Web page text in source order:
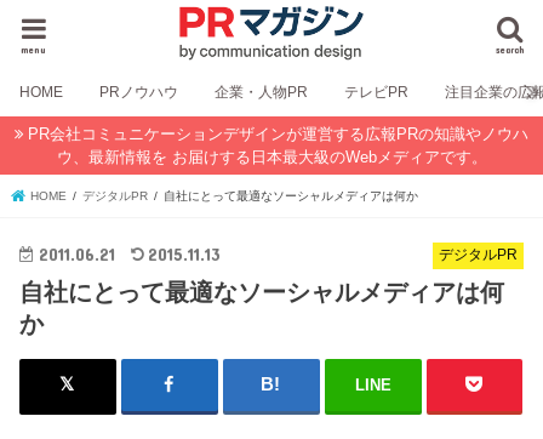
search
menu
HOME PRノウハウ 企業・人物PR テレビPR 注目企業の広
PR会社コミュニケーションデザインが運営する広報PRの知識やノウハ
ウ、最新情報を お届けする日本最大級のWebメディアです。
HOME デジタルPR 自社にとって最適なソーシャルメディアは何か
デジタルPR
2011.06.21 2015.11.13
自社にとって最適なソーシャルメディアは何
か
LINE